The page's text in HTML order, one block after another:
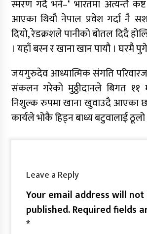
स्मरण गर्दै भने–‘ भारतमा अत्यन्तै
आएका थियौ नेपाल प्रवेश गर्दा नै
दियो, रेडक्रशले पानीको बोतल दिदै
। यहाँ बस्न र खाना खान पायौ । घरमै
जयगुरुदेव आध्यात्मिक संगति
संकलन गरेको मुठ्ठीदानले बिगत ११
निशुल्क रुपमा खाना खुवाउदै आएका
कार्यले भोकै हिड्न बाध्य बटुवालाई
Leave a Reply
Your email address will not
published.Required fields
*